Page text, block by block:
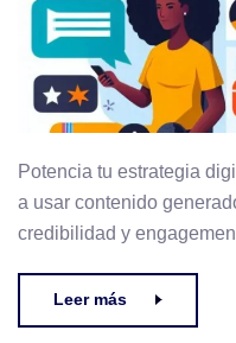
Potencia tu estrategia
a usar contenido
credibilidad y
Leer más